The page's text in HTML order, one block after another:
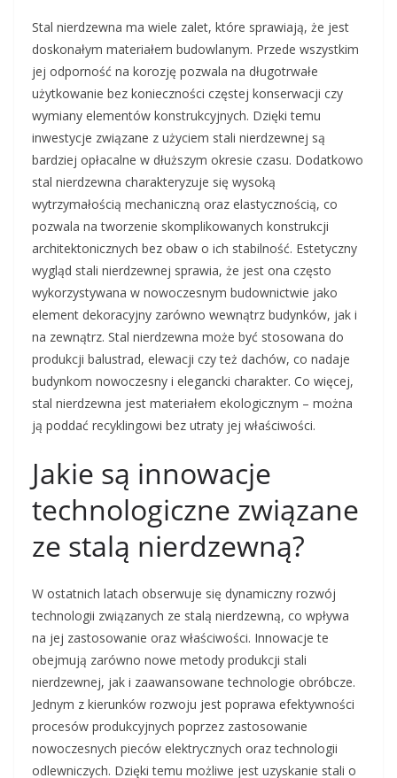
Stal nierdzewna ma wiele zalet, które sprawiają, że jest
doskonałym materiałem budowlanym. Przede wszystkim
jej odporność na korozję pozwala na długotrwałe
użytkowanie bez konieczności częstej konserwacji czy
wymiany elementów konstrukcyjnych. Dzięki temu
inwestycje związane z użyciem stali nierdzewnej są
bardziej opłacalne w dłuższym okresie czasu. Dodatkowo
stal nierdzewna charakteryzuje się wysoką
wytrzymałością mechaniczną oraz elastycznością, co
pozwala na tworzenie skomplikowanych konstrukcji
architektonicznych bez obaw o ich stabilność. Estetyczny
wygląd stali nierdzewnej sprawia, że jest ona często
wykorzystywana w nowoczesnym budownictwie jako
element dekoracyjny zarówno wewnątrz budynków, jak i
na zewnątrz. Stal nierdzewna może być stosowana do
produkcji balustrad, elewacji czy też dachów, co nadaje
budynkom nowoczesny i elegancki charakter. Co więcej,
stal nierdzewna jest materiałem ekologicznym – można
ją poddać recyklingowi bez utraty jej właściwości.
Jakie są innowacje
technologiczne związane
ze stalą nierdzewną?
W ostatnich latach obserwuje się dynamiczny rozwój
technologii związanych ze stalą nierdzewną, co wpływa
na jej zastosowanie oraz właściwości. Innowacje te
obejmują zarówno nowe metody produkcji stali
nierdzewnej, jak i zaawansowane technologie obróbcze.
Jednym z kierunków rozwoju jest poprawa efektywności
procesów produkcyjnych poprzez zastosowanie
nowoczesnych pieców elektrycznych oraz technologii
odlewniczych. Dzięki temu możliwe jest uzyskanie stali o